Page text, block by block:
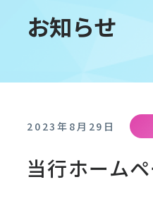
お知らせ
2023年8月29日
当行ホーム